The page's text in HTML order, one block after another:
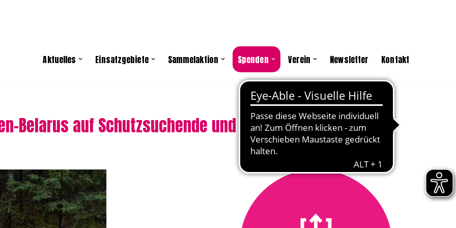
Aktuelles Einsatzgebiete Sammelaktion Spenden Verein Newsletter Kontakt
Belarus auf Schutzsuchende und Aktivist:innen